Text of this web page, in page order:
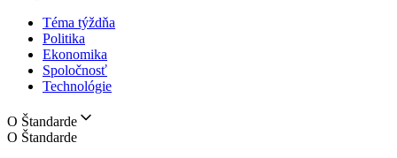
Téma týždňa
Politika
Ekonomika
Spoločnosť
Technológie
O Štandarde
O Štandarde